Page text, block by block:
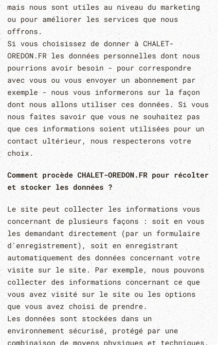
mais nous sont utiles au niveau du marketing
ou pour améliorer les services que nous
offrons.
Si vous choisissez de donner à CHALET-
OREDON.FR les données personnelles dont nous
pourrions avoir besoin - pour correspondre
avec vous ou vous envoyer un abonnement par
exemple - nous vous informerons sur la façon
dont nous allons utiliser ces données. Si vous
nous faites savoir que vous ne souhaitez pas
que ces informations soient utilisées pour un
contact ultérieur, nous respecterons votre
choix.
Comment procède CHALET-OREDON.FR pour récolter
et stocker les données ?
Le site peut collecter les informations vous
concernant de plusieurs façons : soit en vous
les demandant directement (par un formulaire
d'enregistrement), soit en enregistrant
automatiquement des données concernant votre
visite sur le site. Par exemple, nous pouvons
collecter des informations concernant ce que
vous avez visité sur le site ou les options
que vous avez choisi de prendre.
Les données sont stockées dans un
environnement sécurisé, protégé par une
combinaison de moyens physiques et techniques.